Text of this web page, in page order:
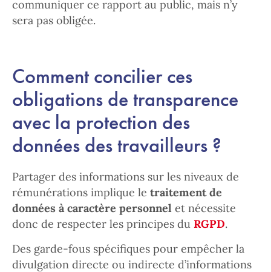
communiquer ce rapport au public, mais n’y
sera pas obligée.
Comment concilier ces
obligations de transparence
avec la protection des
données des travailleurs ?
Partager des informations sur les niveaux de
rémunérations implique le traitement de
données à caractère personnel et nécessite
donc de respecter les principes du RGPD.
Des garde-fous spécifiques pour empêcher la
divulgation directe ou indirecte d’informations